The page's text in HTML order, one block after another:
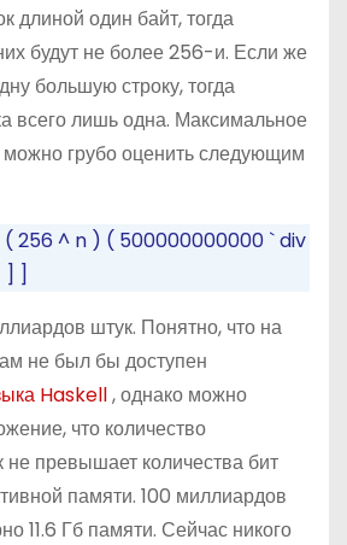
длиной один байт, тогда
будут не более 256-и. Если же
большую строку, тогда
всего лишь одна. Максимальное
можно грубо оценить следующим
( 256 ^ n ) ( 500000000000 `div
] ]
штук. Понятно, что на
не был бы доступен
Haskell, однако можно
что количество
не превышает количества бит
памяти. 100 миллиардов
11.6 Гб памяти. Сейчас никого